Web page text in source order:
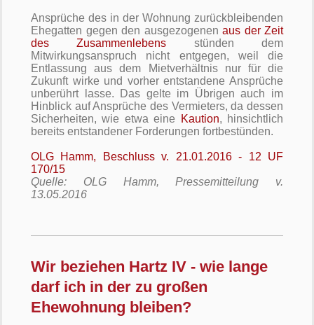
Ansprüche des in der Wohnung zurückbleibenden
Ehegatten gegen den ausgezogenen aus der Zeit
des Zusammenlebens stünden dem
Mitwirkungsanspruch nicht entgegen, weil die
Entlassung aus dem Mietverhältnis nur für die
Zukunft wirke und vorher entstandene Ansprüche
unberührt lasse. Das gelte im Übrigen auch im
Hinblick auf Ansprüche des Vermieters, da dessen
Sicherheiten, wie etwa eine
Kaution, hinsichtlich
bereits entstandener Forderungen fortbestünden.
OLG Hamm, Beschluss v. 21.01.2016 - 12 UF
170/15
Quelle: OLG Hamm, Pressemitteilung v.
13.05.2016
Wir beziehen Hartz IV - wie lange
darf ich in der zu großen
Ehewohnung bleiben?